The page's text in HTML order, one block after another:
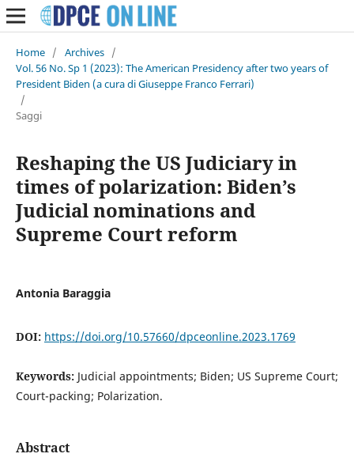
Home / Archives /
Vol. 56 No. Sp 1 (2023): The American Presidency after two years of
President Biden (a cura di Giuseppe Franco Ferrari)
/
Saggi
Reshaping the US Judiciary in
times of polarization: Biden’s
Judicial nominations and
Supreme Court reform
Antonia Baraggia
DOI: https://doi.org/10.57660/dpceonline.2023.1769
Keywords: Judicial appointments; Biden; US Supreme Court;
Court-packing; Polarization.
Abstract